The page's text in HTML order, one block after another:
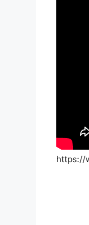
https://